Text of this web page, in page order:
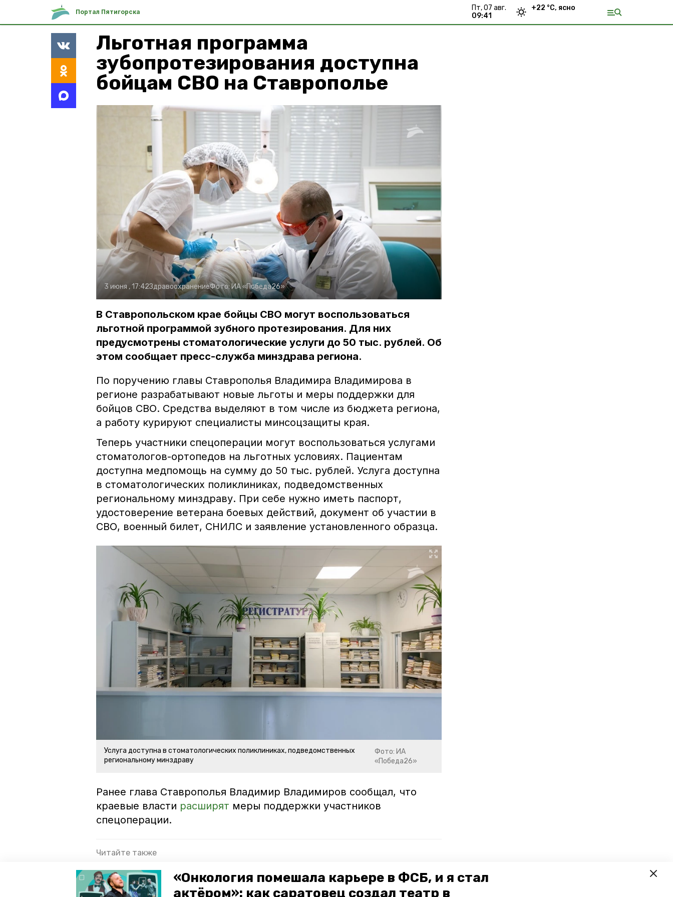
«Онкология помешала карьере в ФСБ, и я стал
актёром»: как саратовец создал театр в
Портал Пятигорска
пт, 07 авг.
09:41
+22 °С, ясно
Льготная программа
зубопротезирования доступна
бойцам СВО на Ставрополье
3 июня , 17:42ЗдравоохранениеФото: ИА «Победа26»
В Ставропольском крае бойцы СВО могут воспользоваться
льготной программой зубного протезирования. Для них
предусмотрены стоматологические услуги до 50 тыс. рублей. Об
этом сообщает пресс-служба минздрава региона.
По поручению главы Ставрополья Владимира Владимирова в
регионе разрабатывают новые льготы и меры поддержки для
бойцов СВО. Средства выделяют в том числе из бюджета региона,
а работу курируют специалисты минсоцзащиты края.
Теперь участники спецоперации могут воспользоваться услугами
стоматологов-ортопедов на льготных условиях. Пациентам
доступна медпомощь на сумму до 50 тыс. рублей. Услуга доступна
в стоматологических поликлиниках, подведомственных
региональному минздраву. При себе нужно иметь паспорт,
удостоверение ветерана боевых действий, документ об участии в
СВО, военный билет, СНИЛС и заявление установленного образца.
Услуга доступна в стоматологических поликлиниках, подведомственных
региональному минздраву
Фото: ИА
«Победа26»
Ранее глава Ставрополья Владимир Владимиров сообщал, что
краевые власти расширят меры поддержки участников
спецоперации.
Читайте также
Минздрав Ставрополья: в крае снижается распространённость курения
Губернатор Ставрополья: Реабилитацию в медучреждениях края прошли 214